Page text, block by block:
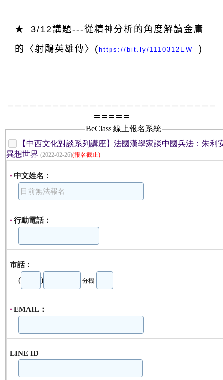
★ 3/12講題---從精神分析的角度解讀金庸
的〈射鵰英雄傳〉( https://bit.ly/1110312EW )
＝＝＝＝＝＝＝＝＝＝＝＝＝＝＝＝＝＝＝＝＝＝＝＝＝＝＝＝
＝＝＝＝＝